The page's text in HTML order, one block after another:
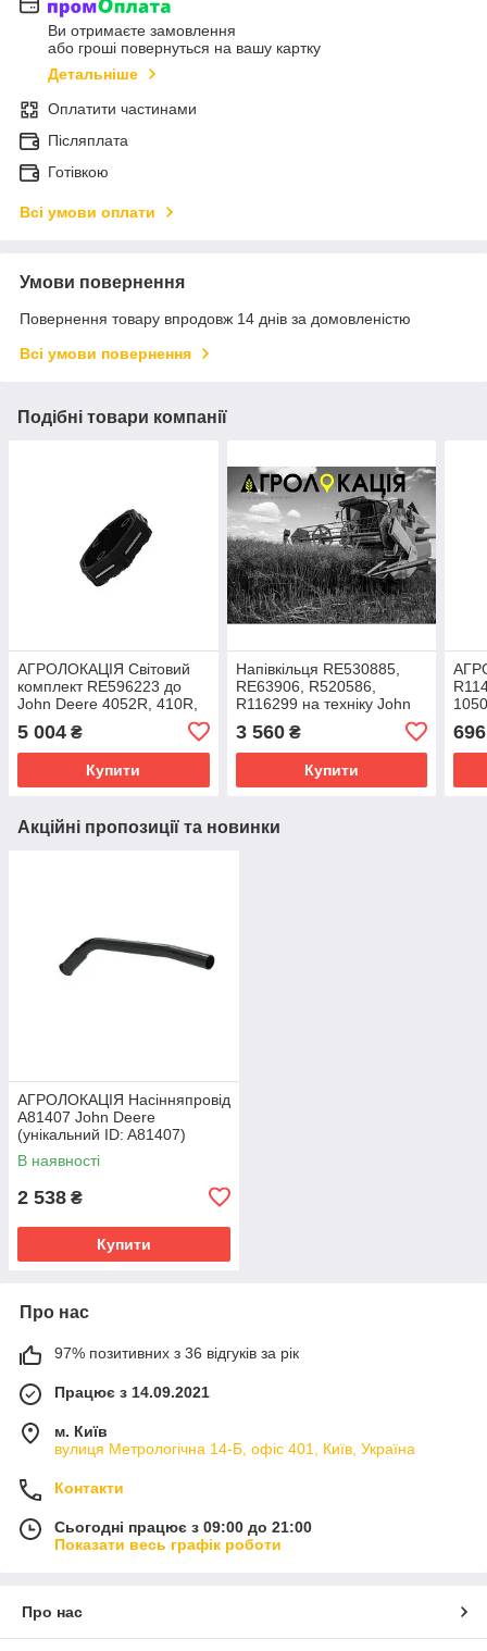
Ви отримаєте замовлення
або гроші повернуться на вашу картку
Детальніше
Оплатити частинами
Післяплата
Готівкою
Всі умови оплати
Умови повернення
Повернення товару впродовж 14 днів за домовленістю
Всі умови повернення
Подібні товари компанії
АГРОЛОКАЦІЯ Світовий
комплект RE596223 до
John Deere 4052R, 410R,
5090E, 5100E, 5415,
5 004 ₴
Купити
Напівкільця RE530885,
RE63906, R520586,
R116299 на техніку John
410E, 370E
3 560₴
Купити
696
Акційні пропозиції та новинки
АГРОЛОКАЦІЯ Насінняпровід
A81407 John Deere
(унікальний ID: A81407)
В наявності
2 538 ₴
Купити
Про нас
97% позитивних з 36 відгуків за рік
Працює з 14.09.2021
м. Київ
вулиця Метрологічна 14-Б, офіс 401, Київ, Україна
Контакти
Сьогодні працює з 09:00 до 21:00
Показати весь графік роботи
Про нас